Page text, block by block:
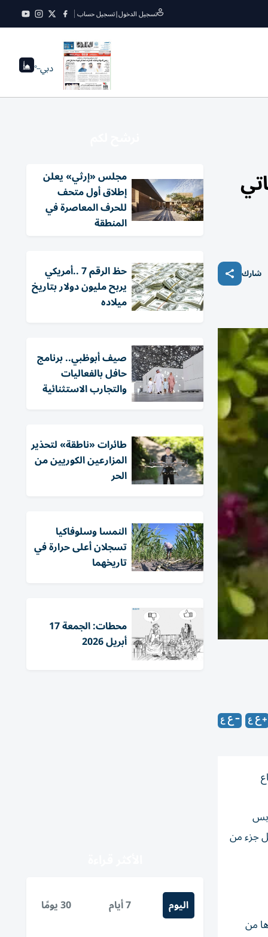
تسجيل الدخول|تسجيل حساب
دبي--°
شارك
جزء من
من
مجلس «إرثي» يعلن
إطلاق أول متحف
للحرف المعاصرة في
المنطقة
حظ الرقم 7 ..أمريكي
يربح مليون دولار بتاريخ
ميلاده
صيف أبوظبي.. برنامج
حافل بالفعاليات
والتجارب الاستثنائية
طائرات «ناطقة» لتحذير
المزارعين الكوريين من
الحر
النمسا وسلوفاكيا
تسجلان أعلى حرارة في
تاريخهما
محطات: الجمعة 17
أبريل 2026
اليوم 7 أيام 30 يومًا